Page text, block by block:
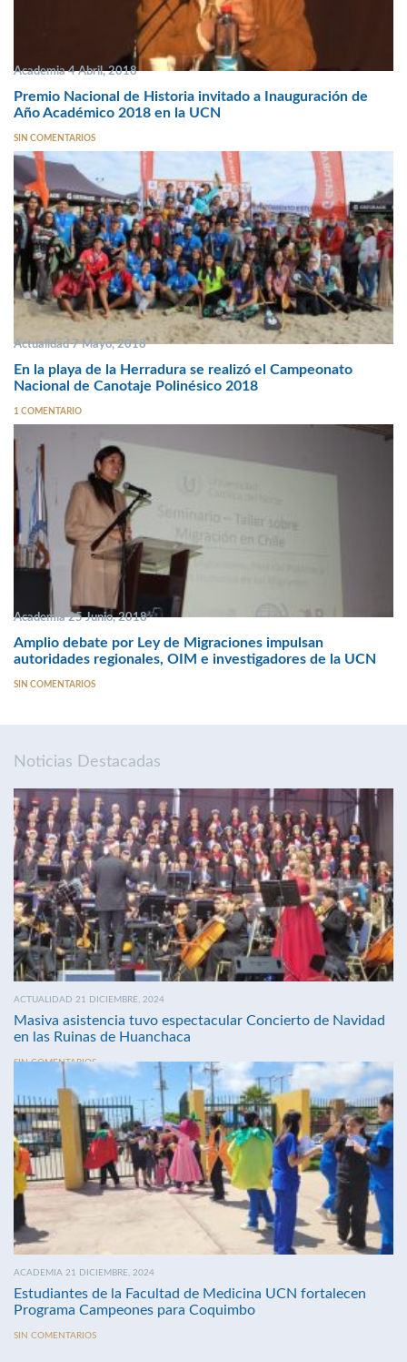
Academia 4 Abril, 2018
Premio Nacional de Historia invitado a Inauguración de
Año Académico 2018 en la UCN
SIN COMENTARIOS
Actualidad 7 Mayo, 2018
En la playa de la Herradura se realizó el Campeonato
Nacional de Canotaje Polinésico 2018
1 COMENTARIO
Academia 25 Junio, 2018
Amplio debate por Ley de Migraciones impulsan
autoridades regionales, OIM e investigadores de la UCN
SIN COMENTARIOS
Noticias Destacadas
ACTUALIDAD 21 DICIEMBRE, 2024
Masiva asistencia tuvo espectacular Concierto de Navidad
en las Ruinas de Huanchaca
SIN COMENTARIOS
ACADEMIA 21 DICIEMBRE, 2024
Estudiantes de la Facultad de Medicina UCN fortalecen
Programa Campeones para Coquimbo
SIN COMENTARIOS